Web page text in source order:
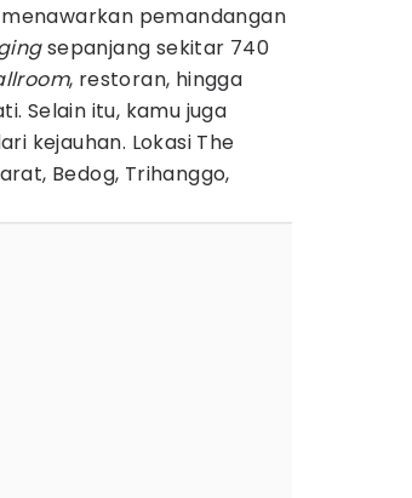
pemandangan
sepanjang sekitar 740
, restoran, hingga
Selain itu, kamu juga
kejauhan. Lokasi The
Bedog, Trihanggo,